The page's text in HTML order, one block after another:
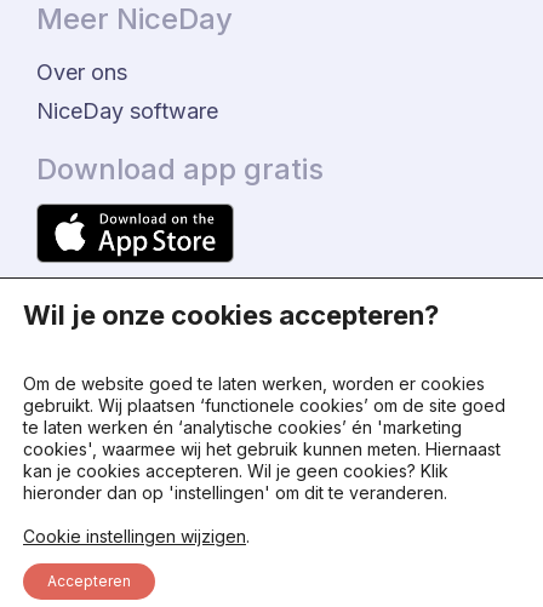
Meer NiceDay
Over ons
NiceDay software
Download app gratis
© 2024 - NiceDay Nederland
Status
Wil je onze cookies accepteren?
Om de website goed te laten werken, worden er cookies
gebruikt. Wij plaatsen ‘functionele cookies’ om de site goed
te laten werken én ‘analytische cookies’ én 'marketing
cookies', waarmee wij het gebruik kunnen meten. Hiernaast
kan je cookies accepteren. Wil je geen cookies? Klik
hieronder dan op 'instellingen' om dit te veranderen.
Cookie instellingen wijzigen.
Accepteren